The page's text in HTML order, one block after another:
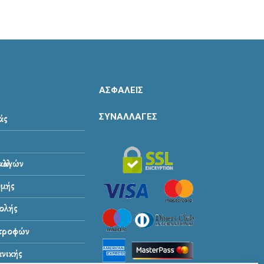
ΑΣΦΑΛΕΙΣ
ΣΥΝΑΛΛΑΓΕΣ